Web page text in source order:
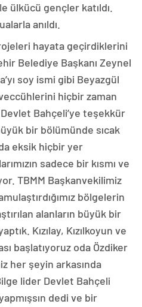
ülkücü gençler katıldı.
anıldı.
hayata geçirdiklerini
Belediye Başkanı Zeynel
soy ismi gibi Beyazgül
hiçbir zaman
Bahçeli’ye teşekkür
bir bölümünde sıcak
eksik hiçbir yer
sadece bir kısmı ve
TBMM Başkanvekilimiz
bölgelerin
alanların büyük bir
Kızılay, Kızılkoyun ve
başlatıyoruz oda Özdiker
her şeyin arkasında
lider Devlet Bahçeli
dedi ve bir